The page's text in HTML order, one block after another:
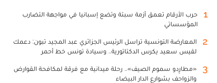
1
حرب الأرقام تعمق أزمة سبتة وتضع إسبانيا في مواجهة التضارب
المؤسساتي
2
المعارضة التونسية تراسل الرئيس الجزائري عبد المجيد تبون: دعمك
لقيس سعيد يكرس الدكتاتورية.. وسيادة تونس خط أحمر
3
«مطارِدو سموم الصيف».. رحلة ميدانية مع فرقة لمكافحة القوارض
والزواحف بشوارع الدار البيضاء